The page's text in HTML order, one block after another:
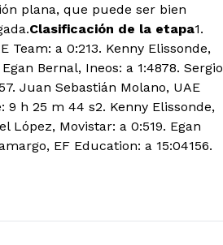
plana, que puede ser bien
Clasificación de la etapa1.
Team: a 0:213. Kenny Elissonde,
Bernal, Ineos: a 1:4878. Sergio
Juan Sebastián Molano, UAE
9 h 25 m 44 s2. Kenny Elissonde,
López, Movistar: a 0:519. Egan
EF Education: a 15:04156.